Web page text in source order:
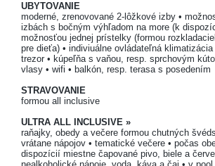
UBYTOVANIE
moderné, zrenovované 2-lôžkové izby •
izbách s bočným výhľadom na more (k
možnosťou jednej prístelky (formou
pre dieťa) • indiviuálne ovládateľná klimatizácia
trezor • kúpeľňa s vaňou, resp. sprchovým
vlasy • wifi • balkón, resp. terasa s posedením
STRAVOVANIE
formou all inclusive
ULTRA ALL INCLUSIVE »
raňajky, obedy a večere formou chutných
vrátane nápojov • tematické večere • počas
dispozícií miestne čapované pivo, biele a